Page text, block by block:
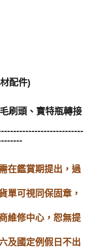
配件)
刷頭、寶特瓶轉接
在鑑賞期提出，過
單可視同保固章，
維修中心，恕無提
及國定例假日不出